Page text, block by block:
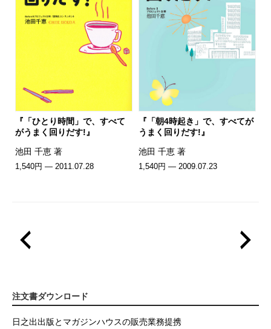
『「ひとり時間」で、すべて
がうまく回りだす!』
池田 千恵 著
1,540円 — 2011.07.28
『「朝4時起き」で、すべてが
うまく回りだす!』
池田 千恵 著
1,540円 — 2009.07.23
注文書ダウンロード
日之出出版とマガジンハウスの販売業務提携